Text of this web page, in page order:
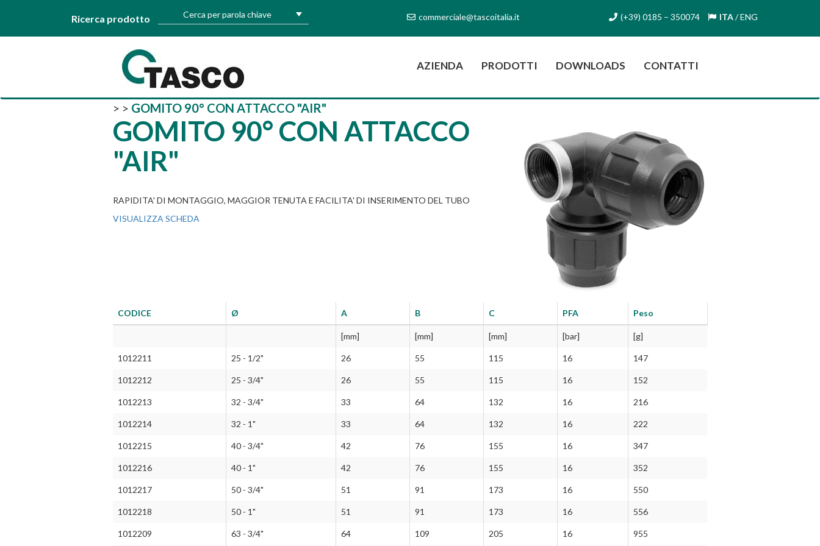
Ricerca prodotto Cerca per parola chiave commerciale@tascoitalia.it (+39) 0185 – 350074 ITA/ENG
AZIENDA(CURRENT)
PRODOTTI DOWNLOADS CONTATTI
> > GOMITO 90° CON ATTACCO "AIR"
GOMITO 90° CON ATTACCO
"AIR"
RAPIDITA' DI MONTAGGIO, MAGGIOR TENUTA E FACILITA' DI INSERIMENTO DEL TUBO
VISUALIZZA SCHEDA
CODICE Ø A B C PFA Peso
[mm] [mm] [mm] [bar] [g]
1012211 25 - 1/2" 26 55 115 16 147
1012212 25 - 3/4" 26 55 115 16 152
1012213 32 - 3/4" 33 64 132 16 216
1012214 32 - 1" 33 64 132 16 222
1012215 40 - 3/4" 42 76 155 16 347
1012216 40 - 1" 42 76 155 16 352
1012217 50 - 3/4" 51 91 173 16 550
1012218 50 - 1" 51 91 173 16 556
1012209 63 - 3/4" 64 109 205 16 955